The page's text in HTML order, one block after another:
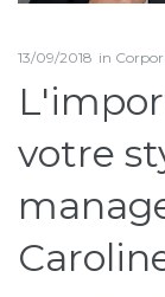
13/09/2018 in
votre